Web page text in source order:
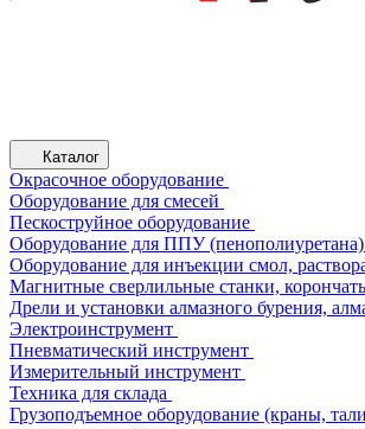
Каталог
Окрасочное оборудование
Оборудование для смесей
Пескоструйное оборудование
Оборудование для ППУ
Оборудование для инъекции смол,
Магнитные сверлильные станки,
Дрели и установки алмазного бурения,
Электроинструмент
Пневматический инструмент
Измерительный инструмент
Техника для склада
Грузоподъемное оборудование (краны,